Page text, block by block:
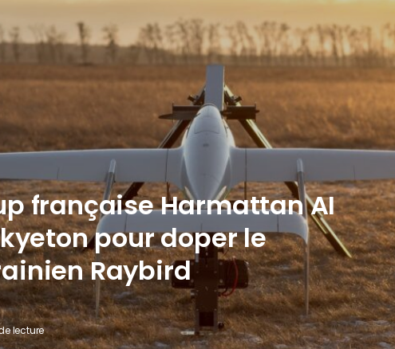
française Harmattan AI
pour doper le
Raybird
lecture